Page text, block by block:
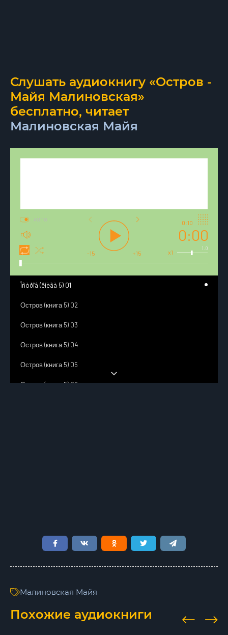
Слушать аудиокнигу «Остров -
Майя Малиновская»
бесплатно, читает
Малиновская Майя
0:00
0:10
1.0
x1
-15 +15
AUTO
Îñòðîâ (êíèãà 5) 01
Остров (книга 5) 02
Остров (книга 5) 03
Остров (книга 5) 04
Остров (книга 5) 05
Остров (книга 5) 06
Остров (книга 5) 14
Малиновская Майя
Похожие аудиокниги